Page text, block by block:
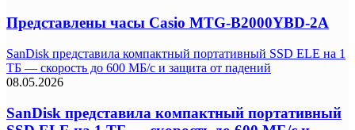
Представлены часы Casio MTG-B2000YBD-2A
SanDisk представила компактный портативный SSD ELE на 1
ТБ — скорость до 600 МБ/с и защита от падений
08.05.2026
SanDisk представила компактный портативный